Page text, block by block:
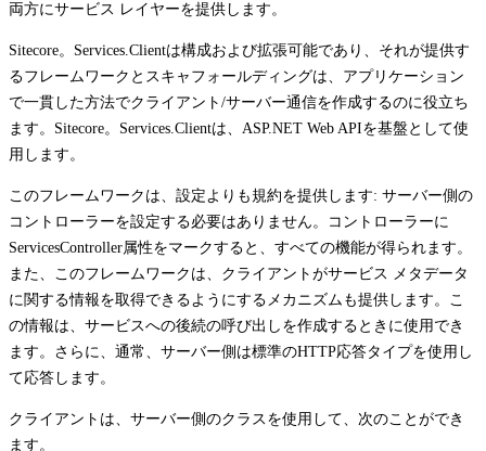
両方にサービス レイヤーを提供します。
Sitecore。Services.Clientは構成および拡張可能であり、それが提供す
るフレームワークとスキャフォールディングは、アプリケーション
で一貫した方法でクライアント/サーバー通信を作成するのに役立ち
ます。Sitecore。Services.Clientは、ASP.NET Web APIを基盤として使
用します。
このフレームワークは、設定よりも規約を提供します: サーバー側の
コントローラーを設定する必要はありません。コントローラーに
ServicesController属性をマークすると、すべての機能が得られます。
また、このフレームワークは、クライアントがサービス メタデータ
に関する情報を取得できるようにするメカニズムも提供します。こ
の情報は、サービスへの後続の呼び出しを作成するときに使用でき
ます。さらに、通常、サーバー側は標準のHTTP応答タイプを使用し
て応答します。
クライアントは、サーバー側のクラスを使用して、次のことができ
ます。